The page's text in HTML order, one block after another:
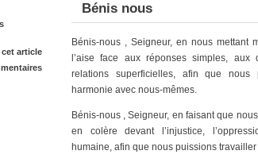
article
Bénis nous
Bénis-nous , Seigneur, en nous mettant
l’aise face aux réponses simples, aux
relations superficielles, afin que nous
harmonie avec nous-mêmes.
Bénis-nous , Seigneur, en faisant que
en colère devant l’injustice,
humaine, afin que nous puissions